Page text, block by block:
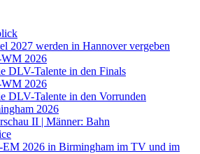
2027 werden in Hannover vergeben
2026
DLV-Talente in den Finals
2026
DLV-Talente in den Vorrunden
2026
II | Männer: Bahn
2026 in Birmingham im TV und im